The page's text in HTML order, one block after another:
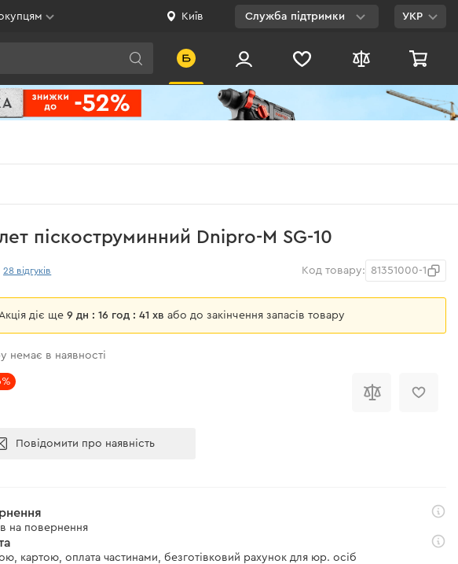
Київ Служба підтримки
Viber
0 800 200 500
УКР
піскоструминний Dnipro-M SG-10
28 відгуків Код товару: 81351000-1
Акція діє ще9 дн : 16 год : 41 хвабо до закінчення запасів товару
немає в наявності
Повідомити про наявність
на повернення
картою, оплата частинами, безготівковий рахунок для юр. осіб